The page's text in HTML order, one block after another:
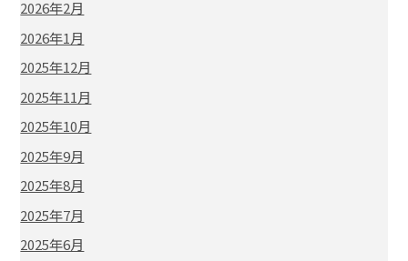
2026年2月
2026年1月
2025年12月
2025年11月
2025年10月
2025年9月
2025年8月
2025年7月
2025年6月